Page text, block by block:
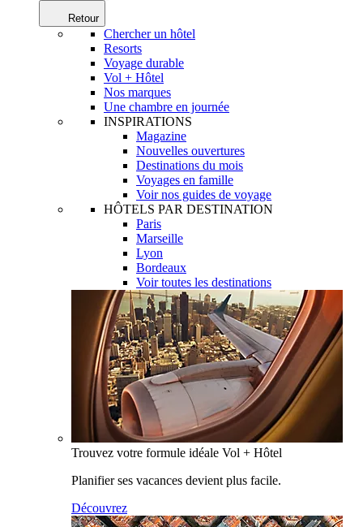
Retour
Chercher un hôtel
Resorts
Voyage durable
Vol + Hôtel
Nos marques
Une chambre en journée
INSPIRATIONS
Magazine
Nouvelles ouvertures
Destinations du mois
Voyages en famille
Voir nos guides de voyage
HÔTELS PAR DESTINATION
Paris
Marseille
Lyon
Bordeaux
Voir toutes les destinations
Trouvez votre formule idéale Vol + Hôtel
Planifier ses vacances devient plus facile.
Découvrez